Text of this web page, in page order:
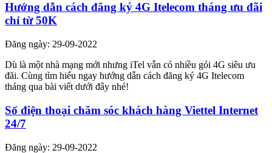
Hướng dẫn cách đăng ký 4G Itelecom tháng ưu đãi
chỉ từ 50K
Đăng ngày: 29-09-2022
Dù là một nhà mạng mới nhưng iTel vẫn có nhiều gói 4G siêu ưu
đãi. Cùng tìm hiểu ngay hướng dẫn cách đăng ký 4G Itelecom
tháng qua bài viết dưới đây nhé!
Số điện thoại chăm sóc khách hàng Viettel Internet
24/7
Đăng ngày: 29-09-2022